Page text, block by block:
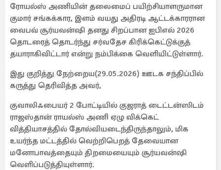
ரோயல்ஸ் அணியின் தலைமைப் பயிற்சியாளருமான
குமார் சங்கக்கார, இளம் வயது அதிரடி ஆட்டக்காரரான
வைபவ் சூர்யவன்ஷி தனது சிறப்பான ஐபிஎல் 2026
தொடரைத் தொடர்ந்து சர்வதேச கிரிக்கெட்டுக்குத்
தயாராகிவிட்டார் என்று நம்பிக்கை வெளியிட்டுள்ளார்.
இது குறித்து நேற்றைய(29.05.2026) ஊடக சந்திப்பில்
கருத்து தெரிவித்த அவர்,
குவாலிஃபையர் 2 போட்டியில் குஜராத் டைட்டன்ஸிடம்
ராஜஸ்தான் ராயல்ஸ் அணி ஏழு விக்கெட்
வித்தியாசத்தில் தோல்வியடைந்திருந்தாலும், மிக
உயர்ந்த மட்டத்தில் வெற்றிபெறத் தேவையான
மனோபாவத்தையும் திறமையையும் சூர்யவன்ஷி
வெளிப்படுத்தியுள்ளார்.